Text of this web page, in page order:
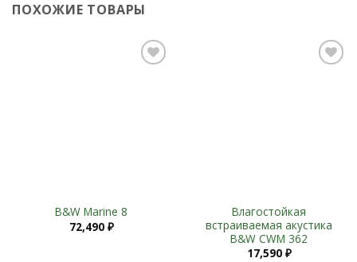
ПОХОЖИЕ ТОВАРЫ
B&W Marine 8
72,490 ₽
Влагостойкая
встраиваемая акустика
B&W CWM 362
17,590 ₽